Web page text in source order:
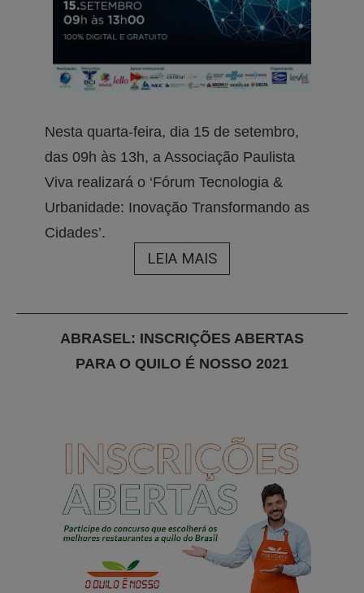
Nesta quarta-feira, dia 15 de setembro,
das 09h às 13h, a Associação Paulista
Viva realizará o ‘Fórum Tecnologia &
Urbanidade: Inovação Transformando as
Cidades’.
LEIA MAIS
ABRASEL: INSCRIÇÕES ABERTAS
PARA O QUILO É NOSSO 2021